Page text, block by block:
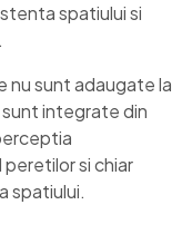
spatiului si
nu sunt adaugate la
integrate din
peretilor si chiar
spatiului.